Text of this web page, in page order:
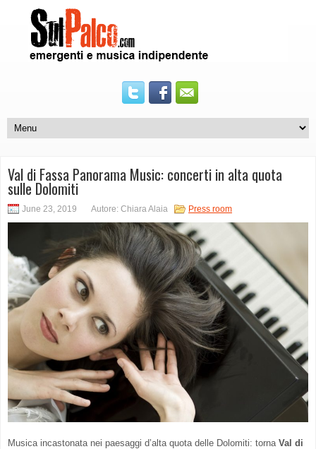
Val di Fassa Panorama Music: concerti in alta quota
sulle Dolomiti
June 23, 2019 Autore: Chiara Alaia Press room
Musica incastonata nei paesaggi d’alta quota delle Dolomiti: torna Val di